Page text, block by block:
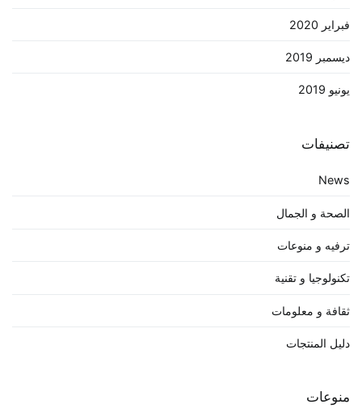
فبراير 2020
ديسمبر 2019
يونيو 2019
تصنيفات
News
الصحة و الجمال
ترفيه و منوعات
تكنولوجيا و تقنية
ثقافة و معلومات
دليل المنتجات
منوعات